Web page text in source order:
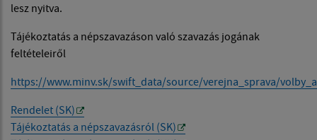
lesz nyitva.
Tájékoztatás a népszavazáson való szavazás jogának
feltételeiről
https://www.minv.sk/swift_data/source/verejna_sprava/
Rendelet (SK)
Tájékoztatás a népszavazásról (SK)